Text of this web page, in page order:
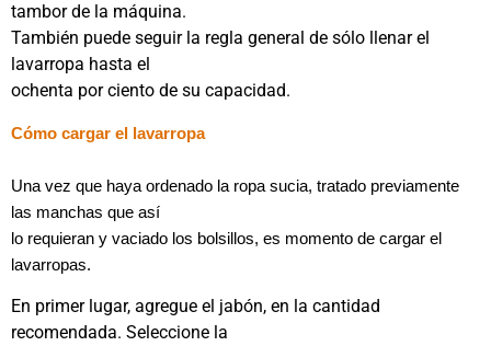
tambor de la máquina.
También puede seguir la regla general de sólo llenar el
lavarropa hasta el
ochenta por ciento de su capacidad.
Cómo cargar el lavarropa
Una vez que haya ordenado la ropa sucia, tratado previamente
las manchas que así
lo requieran y vaciado los bolsillos, es momento de cargar el
lavarropas.
En primer lugar, agregue el jabón, en la cantidad
recomendada. Seleccione la